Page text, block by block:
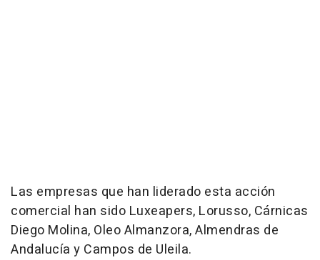
Las empresas que han liderado esta acción
comercial han sido Luxeapers, Lorusso, Cárnicas
Diego Molina, Oleo Almanzora, Almendras de
Andalucía y Campos de Uleila.